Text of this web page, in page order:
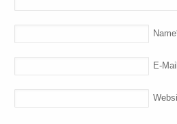
Name
E-